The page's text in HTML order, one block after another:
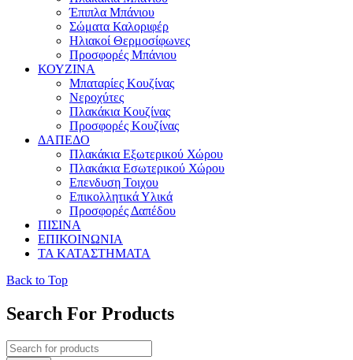
Έπιπλα Μπάνιου
Σώματα Καλοριφέρ
Ηλιακοί Θερμοσίφωνες
Προσφορές Μπάνιου
ΚΟΥΖΙΝΑ
Μπαταρίες Κουζίνας
Νεροχύτες
Πλακάκια Κουζίνας
Προσφορές Κουζίνας
ΔΑΠΕΔΟ
Πλακάκια Εξωτερικού Χώρου
Πλακάκια Εσωτερικού Χώρου
Επενδυση Τοιχου
Επικολλητικά Υλικά
Προσφορές Δαπέδου
ΠΙΣΙΝΑ
ΕΠΙΚΟΙΝΩΝΙΑ
ΤΑ ΚΑΤΑΣΤΗΜΑΤΑ
Back to Top
Search For Products